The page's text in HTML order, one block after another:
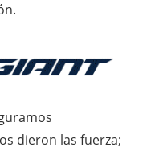
dieron las fuerza;